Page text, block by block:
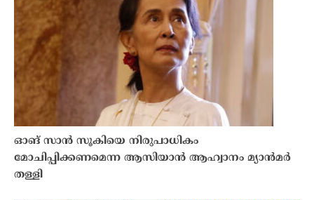
ഓങ് സാൻ സൂകിയെ നിരുപാധികം
മോചിപ്പിക്കണമെന്ന ആസിയാൻ ആഹ്വാനം മ്യാൻമർ
തള്ളി